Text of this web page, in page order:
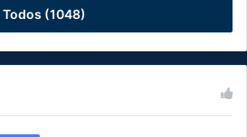
Todos (1048)